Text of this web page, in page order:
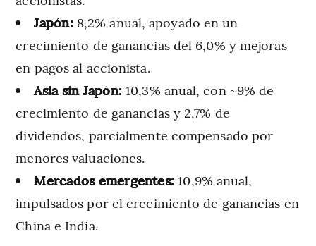
Japón: 8,2% anual, apoyado en un
crecimiento de ganancias del 6,0% y mejoras
en pagos al accionista.
Asia sin Japón: 10,3% anual, con ~9% de
crecimiento de ganancias y 2,7% de
dividendos, parcialmente compensado por
menores valuaciones.
Mercados emergentes: 10,9% anual,
impulsados por el crecimiento de ganancias en
China e India.